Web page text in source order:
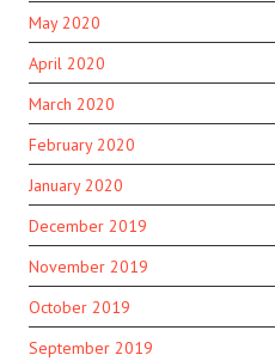
May 2020
April 2020
March 2020
February 2020
January 2020
December 2019
November 2019
October 2019
September 2019